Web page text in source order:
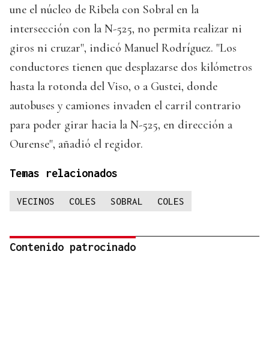
une el núcleo de Ribela con Sobral en la
intersección con la N-525, no permita realizar ni
giros ni cruzar", indicó Manuel Rodríguez. "Los
conductores tienen que desplazarse dos kilómetros
hasta la rotonda del Viso, o a Gustei, donde
autobuses y camiones invaden el carril contrario
para poder girar hacia la N-525, en dirección a
Ourense", añadió el regidor.
Temas relacionados
VECINOS COLES SOBRAL COLES
Contenido patrocinado